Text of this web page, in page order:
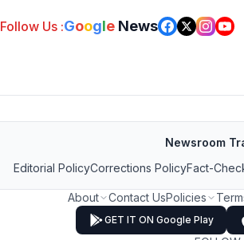
Follow Us :Google News
Newsroom
Editorial PolicyCorrections PolicyFact-
About Contact UsPolicies
GET IT ON Google Play